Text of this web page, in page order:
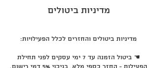
מדיניות ביטולים
☚ ביטול הזמנה עד 7 ימי עסקים לפני תחילת